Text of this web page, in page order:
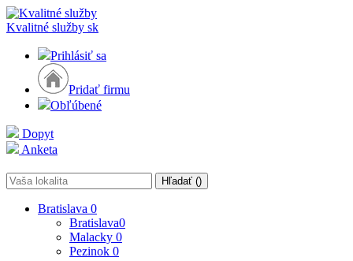
Kvalitné služby sk
Prihlásiť sa
Pridať firmu
Obľúbené
Dopyt
Anketa
Hľadať ()
Bratislava 0
Bratislava0
Malacky 0
Pezinok 0